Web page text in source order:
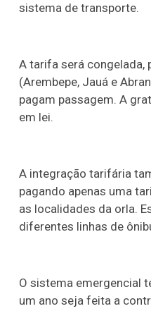
sistema de transporte.
A tarifa será congelada,
(Arembepe, Jauá e
pagam passagem. A
em lei.
A integração tarifária
pagando apenas uma
as localidades da orla.
diferentes linhas de
O sistema emergencial
um ano seja feita a